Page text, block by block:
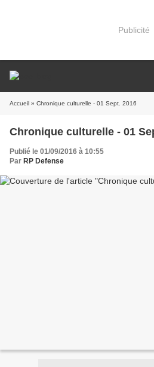
Publicité
Accueil » Chronique culturelle - 01 Sept. 2016
Chronique culturelle - 01
Publié le 01/09/2016 à 10:55
Par RP Defense